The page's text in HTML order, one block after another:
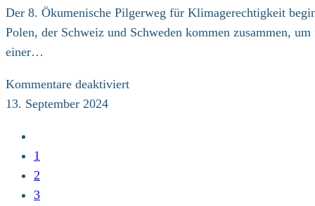
Der 8. Ökumenische Pilgerweg für Klimagerechtigkeit
Polen, der Schweiz und Schweden kommen zusammen,
einer…
Kommentare deaktiviertfür
13. September 2024
vorherigen
Seite
1
2
3